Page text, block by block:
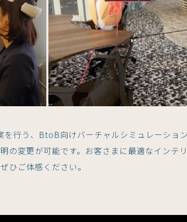
行う、BtoB向けバーチャルシミュレーショ
の変更が可能です。お客さまに最適なインテ
ひご体感ください。